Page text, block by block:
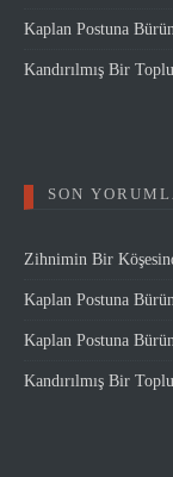
Kaplan Postuna
Kandırılmış Bir
SON
Zihnimin Bir
Kaplan Postuna
Kaplan Postuna
Kandırılmış Bir